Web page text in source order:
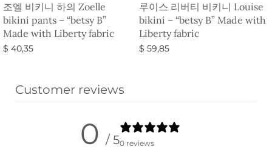
조엘 비키니 하의 Zoelle
bikini pants – “betsy B”
Made with Liberty fabric
$ 40,35
루이스 리버티 비키니 Louise
bikini – “betsy B” Made with
Liberty fabric
$ 59,85
Customer reviews
0 / 50 reviews